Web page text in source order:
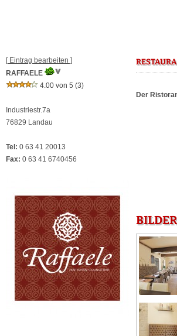
[ Eintrag bearbeiten ]
RAFFAELE
4.00 von 5 (3)
Industriestr.7a
76829 Landau
Tel: 0 63 41 20013
Fax: 0 63 41 6740456
Der